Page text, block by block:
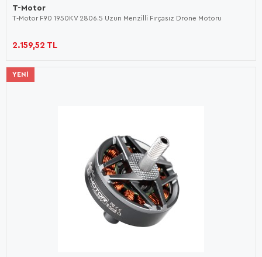
T-Motor
T-Motor F90 1950KV 2806.5 Uzun Menzilli Fırçasız Drone Motoru
2.159,52 TL
YENI